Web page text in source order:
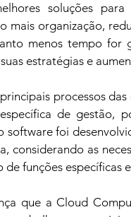
soluções
mais organização,
menos tempo for
estratégias e
processos
de gestão,
software foi
considerando as
funções específicas
que a Cloud